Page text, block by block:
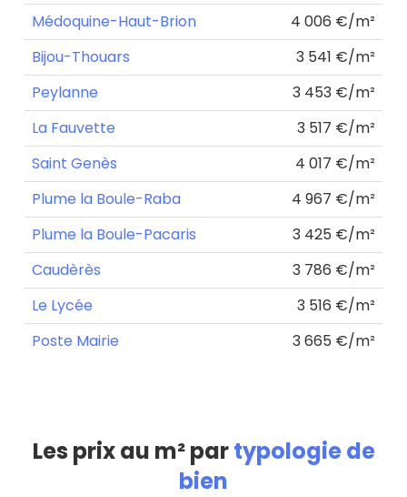
Médoquine-Haut-Brion
4 006 €/m²
Bijou-Thouars
3 541 €/m²
Peylanne
3 453 €/m²
La Fauvette
3 517 €/m²
Saint Genès
4 017 €/m²
Plume la Boule-Raba
4 967 €/m²
Plume la Boule-Pacaris
3 425 €/m²
Caudèrès
3 786 €/m²
Le Lycée
3 516 €/m²
Poste Mairie
3 665 €/m²
Les prix au m² partypologie de
bien